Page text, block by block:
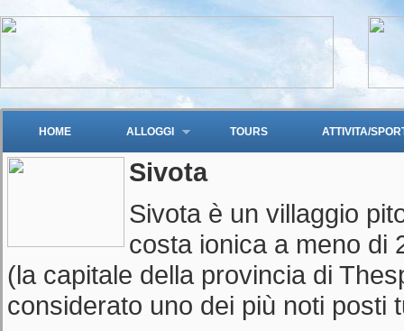
HOME ALLOGGI TOURS ATTIVITA/
Sivota
Sivota è un villaggio
costa ionica a meno di
(la capitale della provincia di
considerato uno dei più noti posti